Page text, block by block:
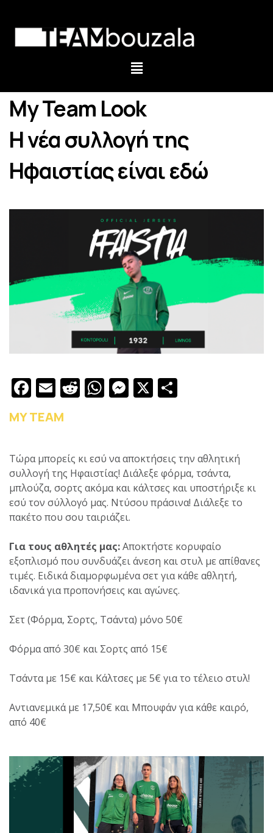
My Team Look
Η νέα συλλογή της
Ηφαιστίας είναι εδώ
Facebook
EmailReddit
WhatsApp
Messenger
X
MY TEAM
Τώρα μπορείς κι εσύ να αποκτήσεις την αθλητική
συλλογή της Ηφαιστίας! Διάλεξε φόρμα, τσάντα,
μπλούζα, σορτς ακόμα και κάλτσες και υποστήριξε κι
εσύ τον σύλλογό μας. Ντύσου πράσινα! Διάλεξε το
πακέτο που σου ταιριάζει.
Για τους αθλητές μας:Αποκτήστε κορυφαίο
εξοπλισμό που συνδυάζει άνεση και στυλ με απίθανες
τιμές. Ειδικά διαμορφωμένα σετ για κάθε αθλητή,
ιδανικά για προπονήσεις και αγώνες.
Σετ (Φόρμα, Σορτς, Τσάντα) μόνο 50€
Φόρμα από 30€ και Σορτς από 15€
Τσάντα με 15€ και Κάλτσες με 5€ για το τέλειο στυλ!
Αντιανεμικά με 17,50€ και Μπουφάν για κάθε καιρό,
από 40€